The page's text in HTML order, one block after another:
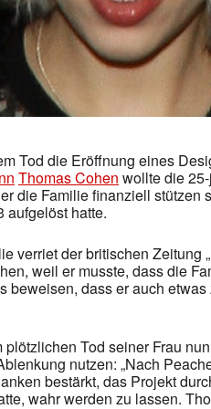
Tod die Eröffnung eines
Thomas Cohen wollte die
die Familie finanziell stützen
aufgelöst hatte.
verriet der britischen Zeitung
weil er musste, dass die
beweisen, dass er auch
Tod seiner Frau
nutzen: „Nach
bestärkt, das Projekt
wahr werden zu lassen.